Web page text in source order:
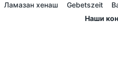
Ламазан хенаш
Gebetszeit
Наши